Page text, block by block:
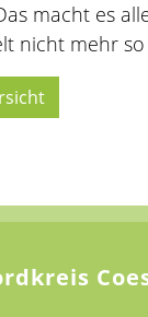
macht es
nicht mehr so